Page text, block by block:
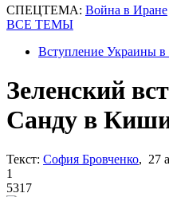
СПЕЦТЕМА: Война в Иране
ВСЕ ТЕМЫ
Вступление Украины
Зеленский
Санду в
Текст: София Бровченко, 27
1
5317